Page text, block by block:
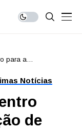
para a
Notícias
de